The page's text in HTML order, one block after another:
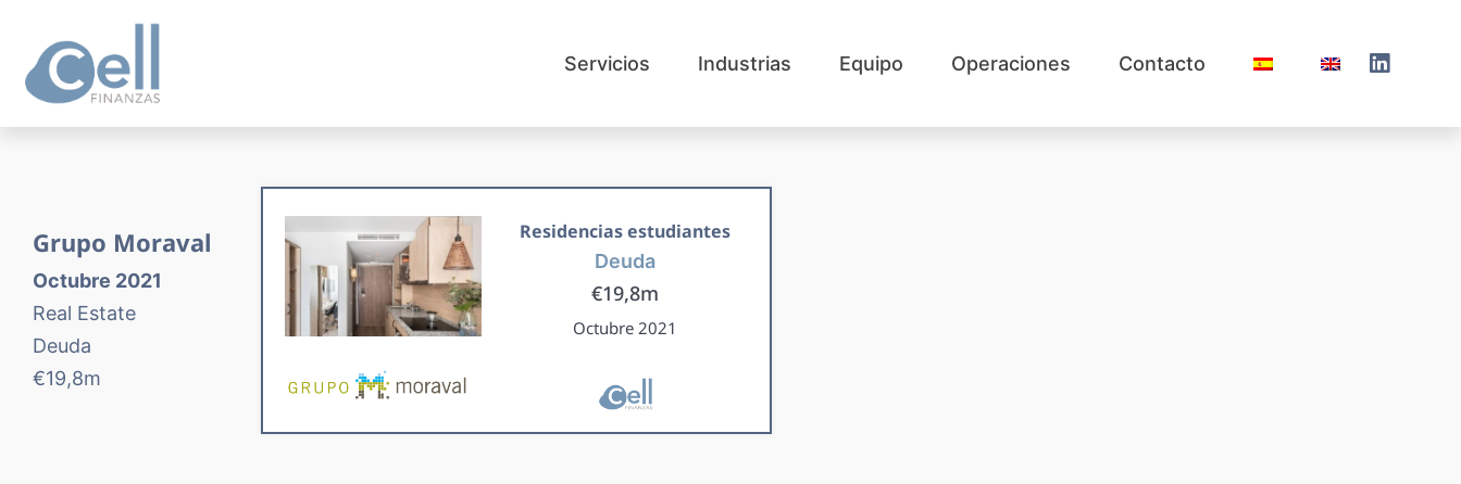
Servicios Industrias Equipo Operaciones Contacto
Grupo Moraval
Octubre 2021
Real Estate
Deuda
€19,8m
Residencias estudiantes
Deuda
€19,8m
Octubre 2021